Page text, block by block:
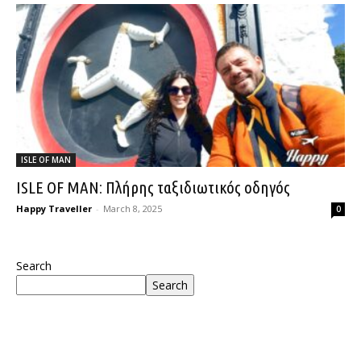
ISLE OF MAN
ISLE OF MAN: Πλήρης ταξιδιωτικός οδηγός
Happy Traveller - March 8, 2025 0
Search
Search